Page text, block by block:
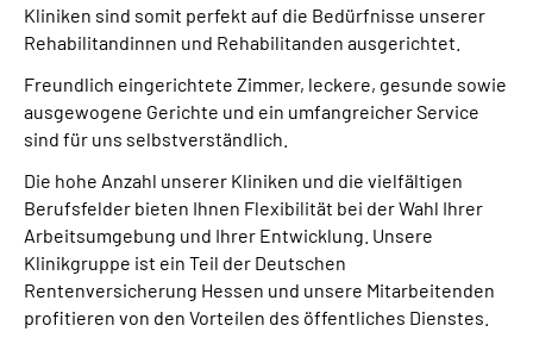
Kliniken sind somit perfekt auf die Bedürfnisse unserer
Rehabilitandinnen und Rehabilitanden ausgerichtet.
Freundlich eingerichtete Zimmer, leckere, gesunde sowie
ausgewogene Gerichte und ein umfangreicher Service
sind für uns selbstverständlich.
Die hohe Anzahl unserer Kliniken und die vielfältigen
Berufsfelder bieten Ihnen Flexibilität bei der Wahl Ihrer
Arbeitsumgebung und Ihrer Entwicklung. Unsere
Klinikgruppe ist ein Teil der Deutschen
Rentenversicherung Hessen und unsere Mitarbeitenden
profitieren von den Vorteilen des öffentliches Dienstes.